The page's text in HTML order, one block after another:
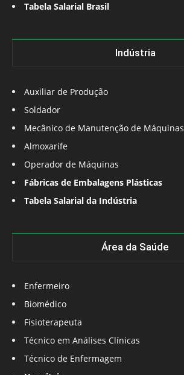
Tabela Salarial Brasil
Indústria
Auxiliar de Produção
Soldador
Mecânico de Manutenção de Máquinas
Almoxarife
Operador de Máquinas
Fábricas de Embalagens Plásticas
Tabela Salarial da Indústria
Área da Saúde
Enfermeiro
Biomédico
Fisioterapeuta
Técnico em Análises Clínicas
Técnico de Enfermagem